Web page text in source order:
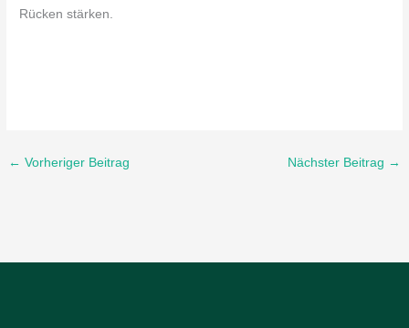
Rücken stärken.
← Vorheriger Beitrag Nächster Beitrag →